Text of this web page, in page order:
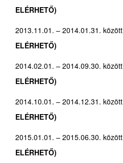
ELÉRHETŐ)
2013.11.01. – 2014.01.31. között
ELÉRHETŐ)
2014.02.01. – 2014.09.30. között
ELÉRHETŐ)
2014.10.01. – 2014.12.31. között
ELÉRHETŐ)
2015.01.01. – 2015.06.30. között
ELÉRHETŐ)